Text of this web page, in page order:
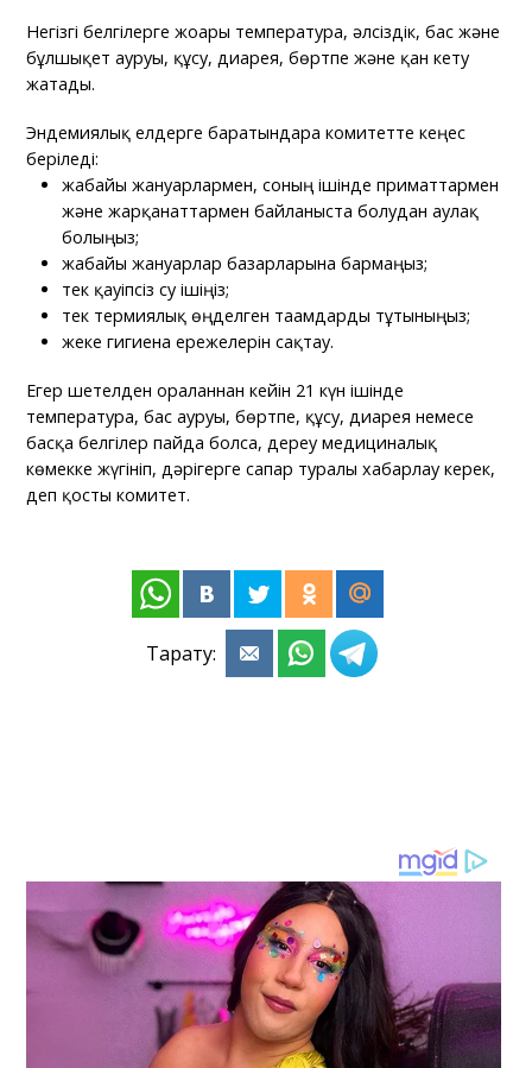
Негізгі белгілерге жоғары температура, әлсіздік, бас және
бұлшықет ауруы, құсу, диарея, бөртпе және қан кету
жатады.
Эндемиялық елдерге баратындарға комитетте кеңес
беріледі:
жабайы жануарлармен, соның ішінде приматтармен
және жарқанаттармен байланыста болудан аулақ
болыңыз;
жабайы жануарлар базарларына бармаңыз;
тек қауіпсіз су ішіңіз;
тек термиялық өңделген тағамдарды тұтыныңыз;
жеке гигиена ережелерін сақтау.
Егер шетелден оралғаннан кейін 21 күн ішінде
температура, бас ауруы, бөртпе, құсу, диарея немесе
басқа белгілер пайда болса, дереу медициналық
көмекке жүгініп, дәрігерге сапар туралы хабарлау керек,
деп қосты комитет.
Тарату: